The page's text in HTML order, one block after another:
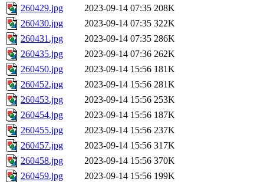
260429.jpg
2023-09-14 07:35 208K
260430.jpg
2023-09-14 07:35 322K
260431.jpg
2023-09-14 07:35 286K
260435.jpg
2023-09-14 07:36 262K
260450.jpg
2023-09-14 15:56 181K
260452.jpg
2023-09-14 15:56 281K
260453.jpg
2023-09-14 15:56 253K
260454.jpg
2023-09-14 15:56 187K
260455.jpg
2023-09-14 15:56 237K
260457.jpg
2023-09-14 15:56 317K
260458.jpg
2023-09-14 15:56 370K
260459.jpg
2023-09-14 15:56 199K